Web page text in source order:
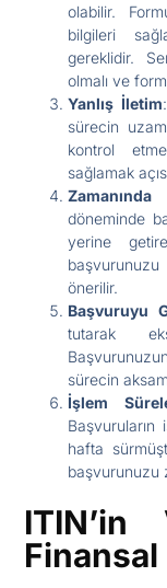
olabilir.
bilgileri
gereklidir.
olmalı ve
Yanlış İletim
sürecin
kontrol
sağlamak
döneminde
yerine
önerilir.
Başvuruyu
tutarak
sürecin
İşlem
hafta
başvurunuzu
ITIN’in